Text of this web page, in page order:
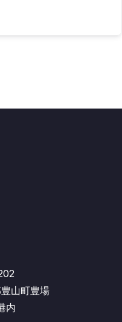
山町豊場
内